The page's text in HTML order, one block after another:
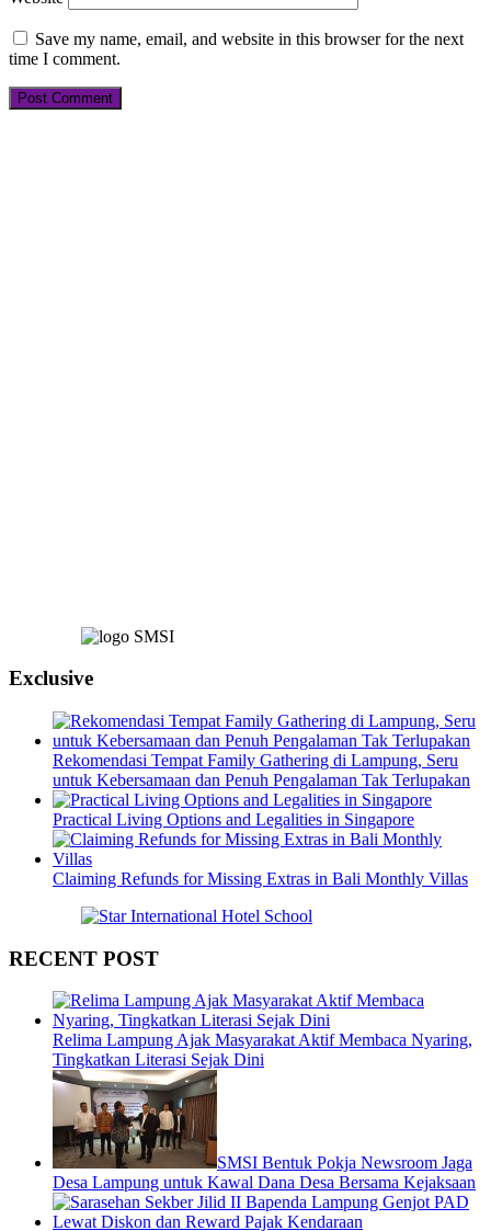
Save my name, email, and website in this browser for the next
time I comment.
Exclusive
Rekomendasi Tempat Family Gathering di Lampung, Seru
untuk Kebersamaan dan Penuh Pengalaman Tak Terlupakan
Practical Living Options and Legalities in Singapore
Claiming Refunds for Missing Extras in Bali Monthly Villas
RECENT POST
Relima Lampung Ajak Masyarakat Aktif Membaca Nyaring,
Tingkatkan Literasi Sejak Dini
SMSI Bentuk Pokja Newsroom Jaga
Desa Lampung untuk Kawal Dana Desa Bersama Kejaksaan